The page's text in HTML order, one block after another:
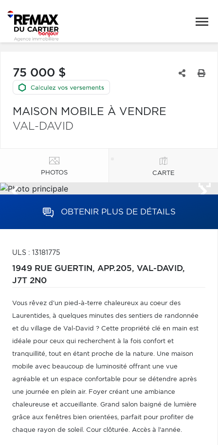
75 000 $
MAISON MOBILE À VENDRE
VAL-DAVID
PHOTOS CARTE
OBTENIR PLUS DE DÉTAILS
ULS : 13181775
1949 RUE GUERTIN, APP.205, VAL-DAVID,
J7T 2N0
Vous rêvez d'un pied-à-terre chaleureux au coeur des
Laurentides, à quelques minutes des sentiers de randonnée
et du village de Val-David ? Cette propriété clé en main est
idéale pour ceux qui recherchent à la fois confort et
tranquillité, tout en étant proche de la nature. Une maison
mobile avec beaucoup de luminosité offrant une vue
agréable et un espace confortable pour se détendre après
une journée en plein air. Foyer créant une ambiance
chaleureuse et accueillante. Grand salon baigné de lumière
grâce aux fenêtres bien orientées, parfait pour profiter de
chaque rayon de soleil. Cour clôturée. Accès à l'année.